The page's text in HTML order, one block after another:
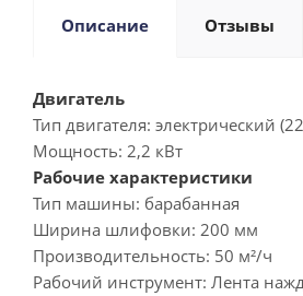
Описание Отзывы
Двигатель
Тип двигателя: электрический
Мощность: 2,2 кВт
Рабочие характеристики
Тип машины: барабанная
Ширина шлифовки: 200 мм
Производительность: 50 м²/ч
Рабочий инструмент: Лента